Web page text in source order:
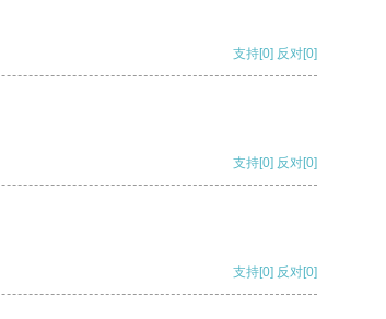
支持[0] 反对[0]
支持[0] 反对[0]
支持[0] 反对[0]